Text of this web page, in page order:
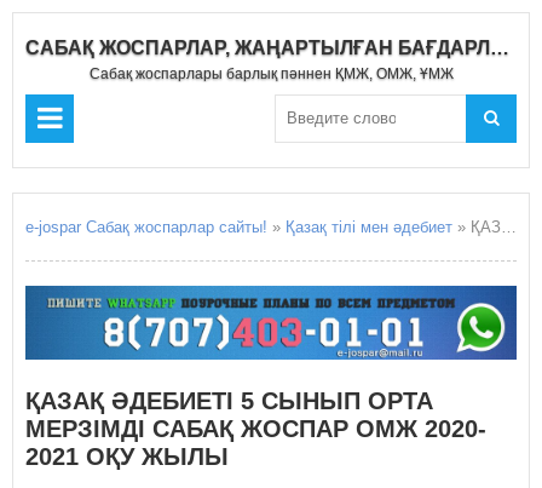
САБАҚ ЖОСПАРЛАР, ЖАҢАРТЫЛҒАН БАҒДАРЛАМА 2020-2021
Сабақ жоспарлары барлық пәннен ҚМЖ, ОМЖ, ҰМЖ
e-jospar Сабақ жоспарлар сайты! » Қазақ тілі мен әдебиет » ҚАЗАҚ ӘДЕБИЕТІ 5 СЫНЫП ОРТА МЕРЗІМДІ САБАҚ ЖОСПАР ОМЖ 2020-2021 ОҚУ ЖЫЛЫ
ҚАЗАҚ ӘДЕБИЕТІ 5 СЫНЫП ОРТА
МЕРЗІМДІ САБАҚ ЖОСПАР ОМЖ 2020-
2021 ОҚУ ЖЫЛЫ